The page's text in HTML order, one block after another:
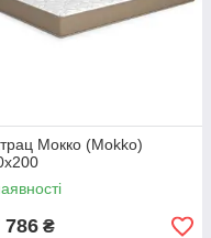
Мокко (Mokko)
786 ₴